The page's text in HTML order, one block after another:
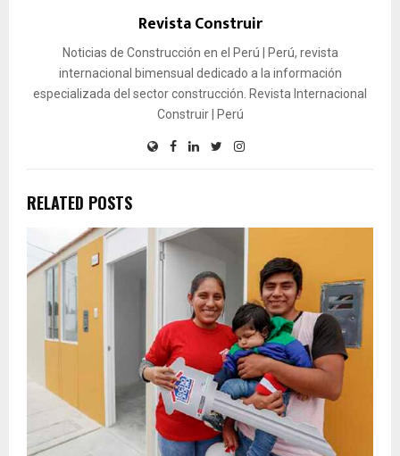
Revista Construir
Noticias de Construcción en el Perú | Perú, revista
internacional bimensual dedicado a la información
especializada del sector construcción. Revista Internacional
Construir | Perú
RELATED POSTS